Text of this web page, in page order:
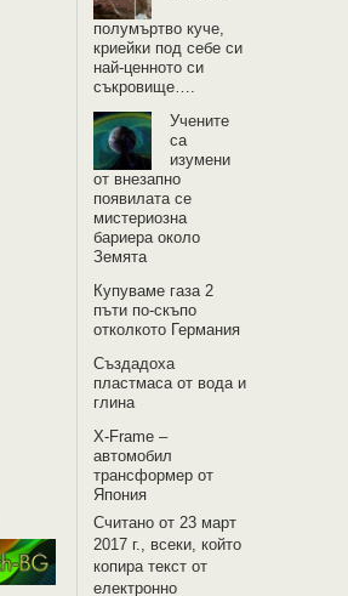
полумъртво куче,
криейки под себе си
най-ценното си
съкровище….
Учените
са
изумени
от внезапно
появилата се
мистериозна
бариера около
Земята
Купуваме газа 2
пъти по-скъпо
отколкото Германия
Създадоха
пластмаса от вода и
глина
X-Frame –
автомобил
трансформер от
Япония
Считано от 23 март
2017 г., всеки, който
копира текст от
електронно